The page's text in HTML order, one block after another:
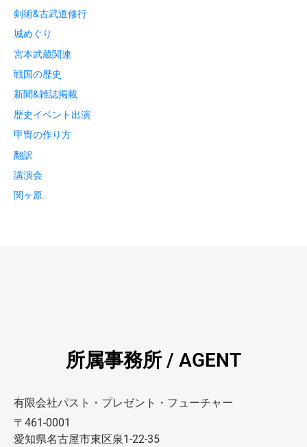
剣術&古武道修行
城めぐり
宮本武蔵関連
戦国の歴史
新聞&雑誌掲載
歴史イベント出演
甲冑の作り方
翻訳
講演会
関ヶ原
所属事務所 / AGENT
有限会社パスト・プレゼント・フューチャー
〒461-0001
愛知県名古屋市東区泉1-22-35